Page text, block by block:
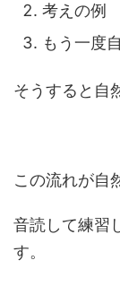
考えの例
もう一度
そうすると自
この流れが自
音読して練習
す。